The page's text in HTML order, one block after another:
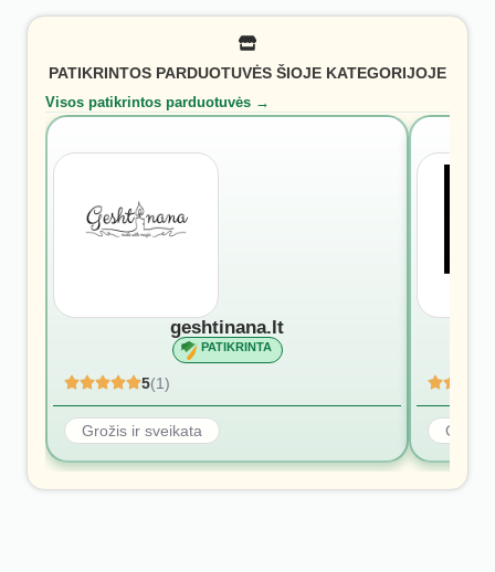
PATIKRINTOS PARDUOTUVĖS ŠIOJE KATEGORIJOJE
Visos patikrintos parduotuvės →
geshtinana.lt
PATIKRINTA
5(1)
Grožis ir sveikata Grožis